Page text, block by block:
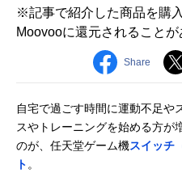
※記事で紹介した商品を購
Moovooに還元されることが
Share
自宅で過ごす時間に運動不足や
スやトレーニングを始める方が
のが、任天堂ゲーム機スイッチ
ト 。